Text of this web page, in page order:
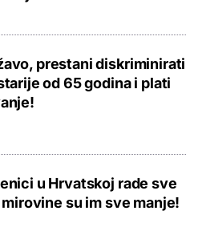
prestani diskriminirati
od 65 godina i plati
u Hrvatskoj rade sve
su im sve manje!